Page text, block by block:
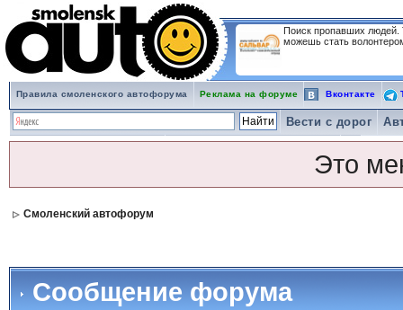
Поиск пропавших людей.
можешь стать
Правила смоленского автофорума Реклама на форуме Вконтакте
Вести с дорог
Это
Смоленский автофорум
Сообщение форума